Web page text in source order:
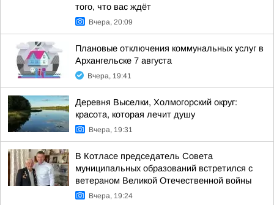
того, что вас ждёт
Вчера, 20:09
Плановые отключения коммунальных услуг в
Архангельске 7 августа
Вчера, 19:41
Деревня Выселки, Холмогорский округ:
красота, которая лечит душу
Вчера, 19:31
В Котласе председатель Совета
муниципальных образований встретился с
ветераном Великой Отечественной войны
Вчера, 19:24